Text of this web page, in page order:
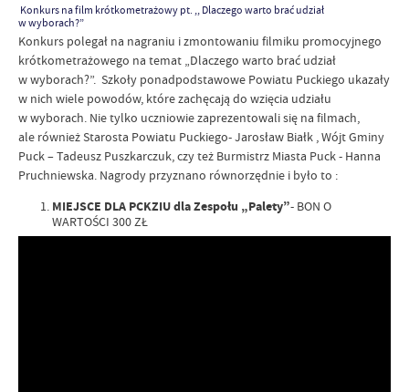
Konkurs na film krótkometrażowy pt. ,, Dlaczego warto brać udział
w wyborach?”
Konkurs polegał na nagraniu i zmontowaniu filmiku promocyjnego
krótkometrażowego na temat „Dlaczego warto brać udział
w wyborach?”. Szkoły ponadpodstawowe Powiatu Puckiego ukazały
w nich wiele powodów, które zachęcają do wzięcia udziału
w wyborach. Nie tylko uczniowie zaprezentowali się na filmach,
ale również Starosta Powiatu Puckiego- Jarosław Białk , Wójt Gminy
Puck – Tadeusz Puszkarczuk, czy też Burmistrz Miasta Puck - Hanna
Pruchniewska. Nagrody przyznano równorzędnie i było to :
MIEJSCE DLA PCKZIU dla Zespołu „Palety”- BON O
WARTOŚCI 300 ZŁ